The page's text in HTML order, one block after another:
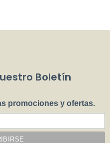
Boletín
promociones y ofertas.